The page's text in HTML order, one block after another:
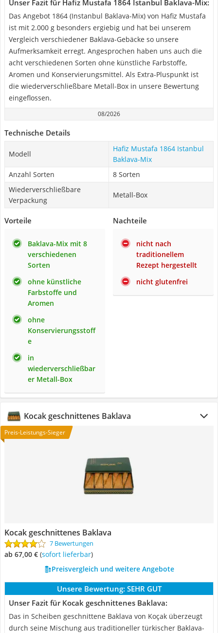
Unser Fazit für Hafiz Mustafa 1864 Istanbul Baklava-Mix:
Das Angebot 1864 (Instanbul Baklava-Mix) von Hafiz Mustafa
ist mit 2.000 g besonders ergiebig und hat bei unserem
Vergleich verschiedener Baklava-Gebäcke so unsere
Aufmerksamkeit erregt. Angesprochen haben uns auch die
acht verschiedenen Sorten ohne künstliche Farbstoffe,
Aromen und Konservierungsmittel. Als Extra-Pluspunkt ist
die wiederverschließbare Metall-Box in unsere Bewertung
eingeflossen.
08/2026
Technische Details
Modell
Hafiz Mustafa 1864 Istanbul
Baklava-Mix
Anzahl Sorten
8 Sorten
Wiederverschließbare
Verpackung
Metall-Box
Vorteile
Baklava-Mix mit 8
verschiedenen
Sorten
ohne künstliche
Farbstoffe und
Aromen
ohne
Konservierungsstoff
e
in
wiederverschließbar
er Metall-Box
Nachteile
nicht nach
traditionellem
Rezept hergestellt
nicht glutenfrei
Kocak geschnittenes Baklava
Preis-Leistungs-Sieger
Kocak geschnittenes Baklava
7 Bewertungen
ab 67,00 € ( Sofort lieferbar)
Preisvergleich und weitere Angebote
Unsere Bewertung: SEHR GUT
Unser Fazit für Kocak geschnittenes Baklava:
Das in Scheiben geschnittene Baklava von Koçak überzeugt
durch seine Mischung aus traditioneller türkischer Baklava-